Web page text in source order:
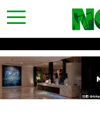
toggle
navigation